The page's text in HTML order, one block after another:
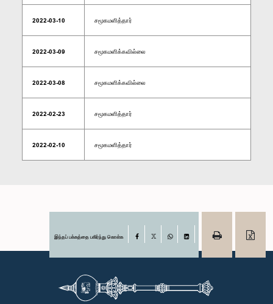
2022-03-10 சமூகமளித்தார்
2022-03-09 சமூகமளிக்கவில்லை
2022-03-08 சமூகமளிக்கவில்லை
2022-02-23 சமூகமளித்தார்
2022-02-10 சமூகமளித்தார்
இந்தப் பக்கத்தை பகிர்ந்து கொள்க Facebook